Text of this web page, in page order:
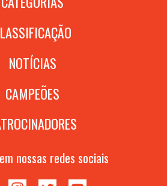
NOTÍCIAS
CAMPEÕES
nossas redes sociais